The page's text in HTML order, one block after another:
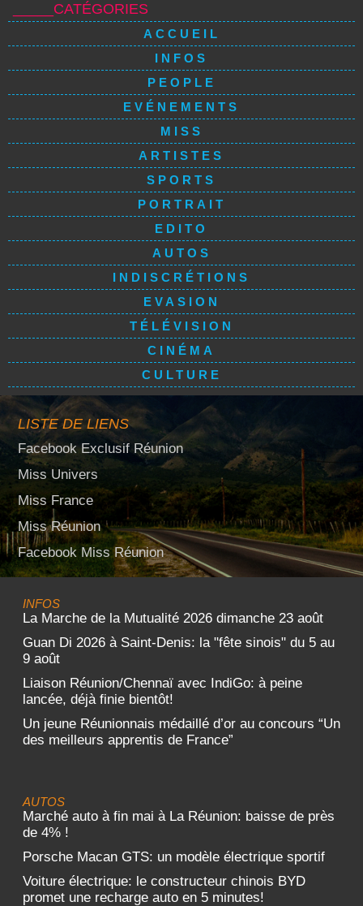
_____CATÉGORIES
ACCUEIL
INFOS
PEOPLE
EVÉNEMENTS
MISS
ARTISTES
SPORTS
PORTRAIT
EDITO
AUTOS
INDISCRÉTIONS
EVASION
TÉLÉVISION
CINÉMA
CULTURE
LISTE DE LIENS
Facebook Exclusif Réunion
Miss Univers
Miss France
Miss Réunion
Facebook Miss Réunion
INFOS
La Marche de la Mutualité 2026 dimanche 23 août
Guan Di 2026 à Saint-Denis: la "fête sinois" du 5 au
9 août
Liaison Réunion/Chennaï avec IndiGo: à peine
lancée, déjà finie bientôt!
Un jeune Réunionnais médaillé d’or au concours “Un
des meilleurs apprentis de France”
AUTOS
Marché auto à fin mai à La Réunion: baisse de près
de 4% !
Porsche Macan GTS: un modèle électrique sportif
Voiture électrique: le constructeur chinois BYD
promet une recharge auto en 5 minutes!